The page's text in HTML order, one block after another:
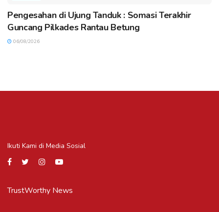
Pengesahan di Ujung Tanduk : Somasi Terakhir
Guncang Pilkades Rantau Betung
06/08/2026
Ikuti Kami di Media Sosial
TrustWorthy News